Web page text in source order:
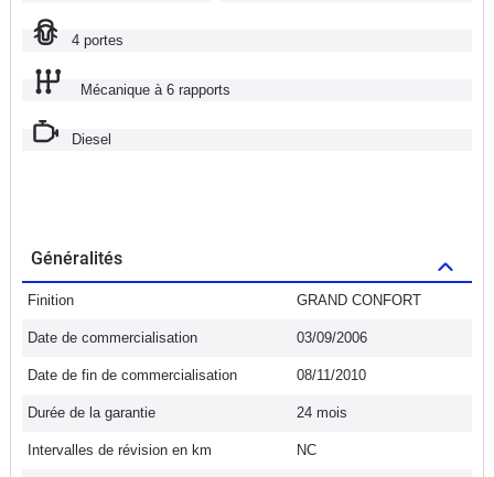
4 portes
Mécanique à 6 rapports
Diesel
Généralités
Finition GRAND CONFORT
Date de commercialisation 03/09/2006
Date de fin de commercialisation 08/11/2010
Durée de la garantie 24 mois
Intervalles de révision en km NC